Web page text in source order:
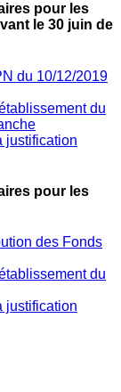
pour les
le 30 juin de
du 10/12/2019
du
justification
pour les
des Fonds
du
justification